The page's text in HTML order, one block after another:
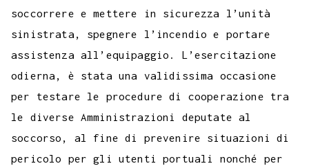
soccorrere e mettere in sicurezza l’unità
sinistrata, spegnere l’incendio e portare
assistenza all’equipaggio. L’esercitazione
odierna, è stata una validissima occasione
per testare le procedure di cooperazione tra
le diverse Amministrazioni deputate al
soccorso, al fine di prevenire situazioni di
pericolo per gli utenti portuali nonché per